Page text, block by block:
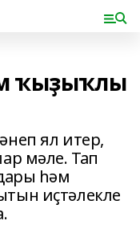
ҡыҙыҡлы
ял итер,
мәле. Тап
һәм
иҫтәлекле